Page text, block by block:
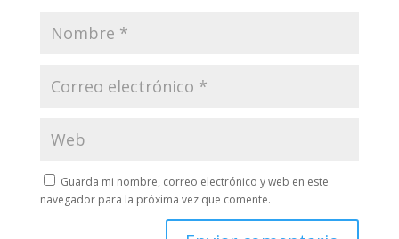
Guarda mi nombre, correo electrónico y web en este
navegador para la próxima vez que comente.